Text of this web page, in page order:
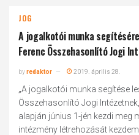
JOG
A jogalkotói munka
Ferenc Összehasonlító Jogi
byredaktor 2019. április 28.
„A jogalkotói munka segítése
Összehasonlító Jogi
alapján június 1-jén kezdi meg
intézmény létrehozását